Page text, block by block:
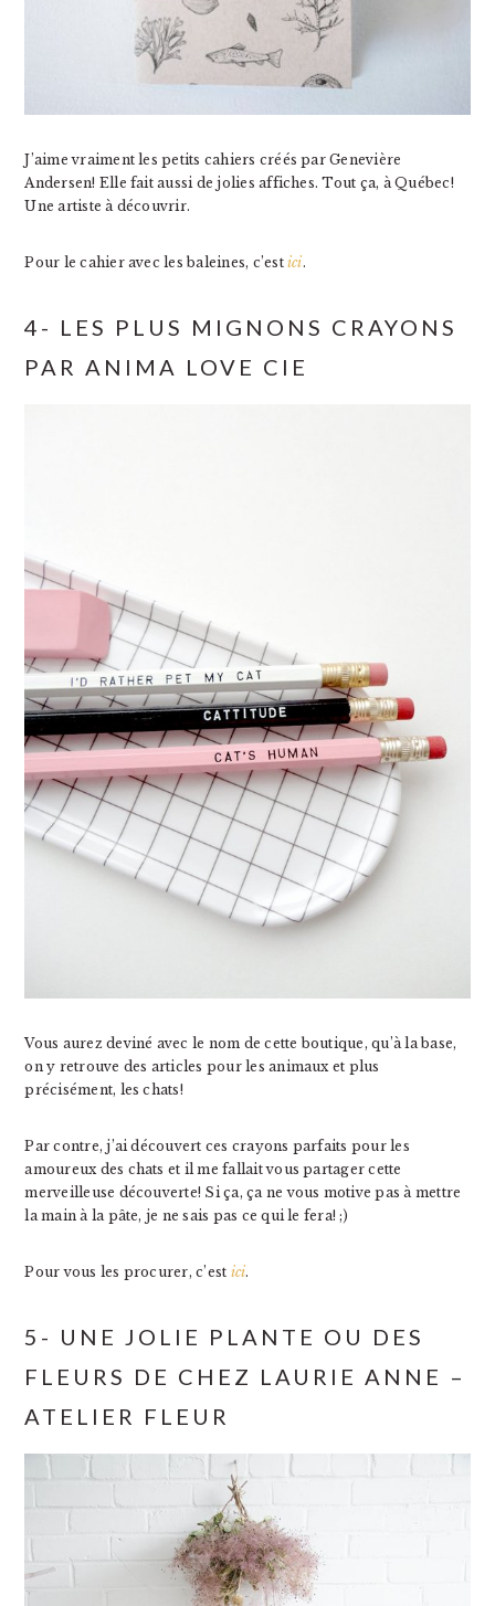
J’aime vraiment les petits cahiers créés par Genevière
Andersen! Elle fait aussi de jolies affiches. Tout ça, à Québec!
Une artiste à découvrir.
Pour le cahier avec les baleines, c’est ici.
4- LES PLUS MIGNONS CRAYONS
PAR ANIMA LOVE CIE
Vous aurez deviné avec le nom de cette boutique, qu’à la base,
on y retrouve des articles pour les animaux et plus
précisément, les chats!
Par contre, j’ai découvert ces crayons parfaits pour les
amoureux des chats et il me fallait vous partager cette
merveilleuse découverte! Si ça, ça ne vous motive pas à mettre
la main à la pâte, je ne sais pas ce qui le fera! ;)
Pour vous les procurer, c’est ici.
5- UNE JOLIE PLANTE OU DES
FLEURS DE CHEZ LAURIE ANNE –
ATELIER FLEUR